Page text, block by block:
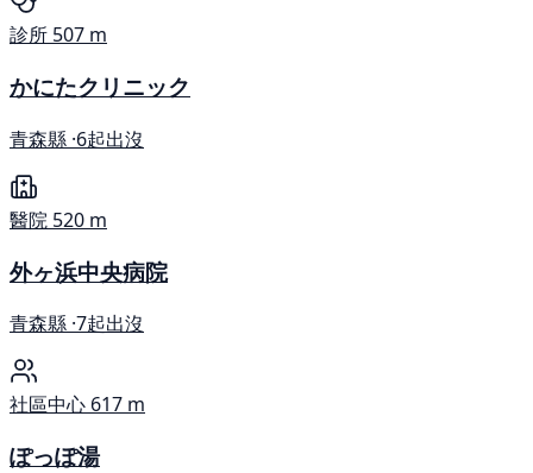
診所 507 m
かにたクリニック
青森縣 ·6起出沒
醫院 520 m
外ヶ浜中央病院
青森縣 ·7起出沒
社區中心 617 m
ぽっぽ湯